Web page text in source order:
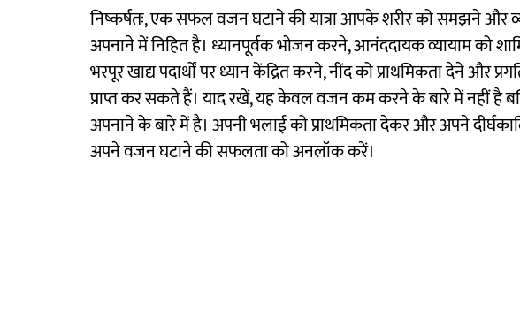
निष्कर्षतः, एक सफल वजन घटाने की यात्रा आपके शरीर को समझने और
अपनाने में निहित है। ध्यानपूर्वक भोजन करने, आनंददायक व्यायाम को
भरपूर खाद्य पदार्थों पर ध्यान केंद्रित करने, नींद को प्राथमिकता देने और
प्राप्त कर सकते हैं। याद रखें, यह केवल वजन कम करने के बारे में नहीं
अपनाने के बारे में है। अपनी भलाई को प्राथमिकता देकर और अपने
अपने वजन घटाने की सफलता को अनलॉक करें।